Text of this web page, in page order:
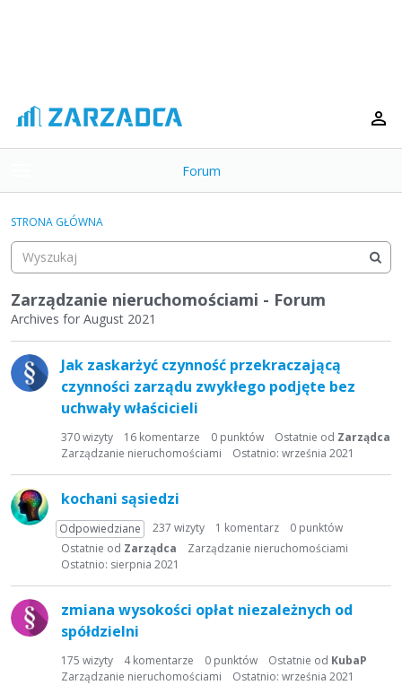
o
g
e
m
e
n
Forum
Kategorie
Dyskusje
Aktywność
STRONA GŁÓWNA
Zarządzanie nieruchomościami - Forum
Archives for August 2021
i
s
s
k
u
j
n
a
Jak zaskarżyć czynność przekraczającą
czynności zarządu zwykłego podjęte bez
uchwały właścicieli
370wizyty 16 komentarze 0 punktów Ostatnie od Zarządca
Ostatnio: września 2021
Zarządzanie nieruchomościami
kochani sąsiedzi
Odpowiedziane 237 wizyty 1 komentarz 0 punktów
Ostatnie od Zarządca
Ostatnio: sierpnia 2021
Zarządzanie nieruchomościami
zmiana wysokości opłat niezależnych od
spółdzielni
175 wizyty 4komentarze 0 punktów Ostatnie od KubaP
Ostatnio: września 2021
Zarządzanie nieruchomościami